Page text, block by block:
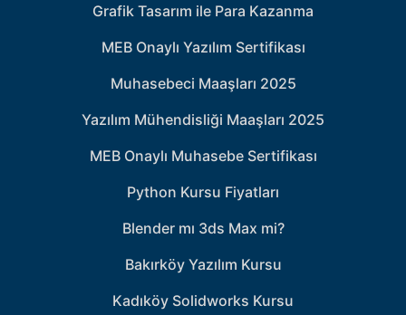
Grafik Tasarım ile Para Kazanma
MEB Onaylı Yazılım Sertifikası
Muhasebeci Maaşları 2025
Yazılım Mühendisliği Maaşları 2025
MEB Onaylı Muhasebe Sertifikası
Python Kursu Fiyatları
Blender mı 3ds Max mi?
Bakırköy Yazılım Kursu
Kadıköy Solidworks Kursu